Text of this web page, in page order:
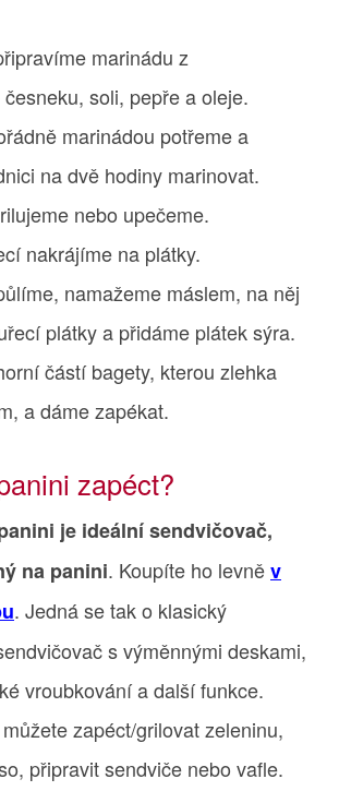
marinádu z
soli, pepře a oleje.
marinádou potřeme a
na dvě hodiny marinovat.
nebo upečeme.
nakrájíme na plátky.
namažeme máslem, na něj
plátky a přidáme plátek sýra.
částí bagety, kterou zlehka
a dáme zapékat.
zapéct?
je ideální sendvičovač,
na panini. Koupíte ho levněv
. Jedná se tak o klasický
s výměnnými deskami,
vroubkování a další funkce.
zapéct/grilovat zeleninu,
připravit sendviče nebo vafle.